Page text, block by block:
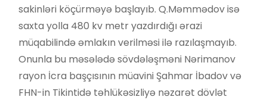
sakinləri köçürməyə başlayıb. Q.Məmmədov isə
saxta yolla 480 kv metr yazdırdığı ərazi
müqabilində əmlakın verilməsi ilə razılaşmayıb.
Onunla bu məsələdə sövdələşməni Nərimanov
rayon İcra başçısının müavini Şahmar İbadov və
FHN-in Tikintidə təhlükəsizliyə nəzarət dövlət